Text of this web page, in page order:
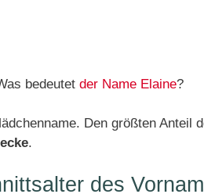
bedeutet der Name Elaine?
Den größten Anteil
.
des